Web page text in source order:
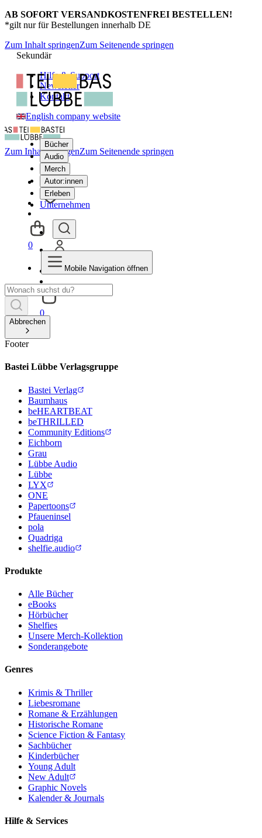
AB SOFORT VERSANDKOSTENFREI BESTELLEN!
*gilt nur für Bestellungen innerhalb DE
Zum Inhalt springenZum Seitenende springen
Sekundär
Hilfe & Support
Newsletter
Kontakt
English company website
Bücher
Audio
Merch
Autor:innen
Erleben
Unternehmen
0
Zum Inhalt springenZum Seitenende springen
0
Mobile Navigation öffnen
Abbrechen
Footer
Bastei Lübbe Verlagsgruppe
Bastei Verlag
Baumhaus
beHEARTBEAT
beTHRILLED
Community Editions
Eichborn
Grau
Lübbe Audio
Lübbe
LYX
ONE
Papertoons
Pfaueninsel
pola
Quadriga
shelfie.audio
Produkte
Alle Bücher
eBooks
Hörbücher
Shelfies
Unsere Merch-Kollektion
Sonderangebote
Genres
Krimis & Thriller
Liebesromane
Romane & Erzählungen
Historische Romane
Science Fiction & Fantasy
Sachbücher
Kinderbücher
Young Adult
New Adult
Graphic Novels
Kalender & Journals
Hilfe & Services